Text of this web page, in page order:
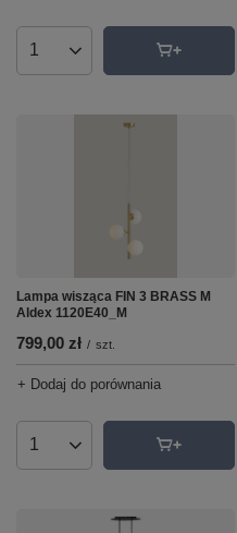
Ilość produktów
Lampa wisząca FIN 3 BRASS M
Aldex 1120E40_M
799,00 zł / szt.
+ Dodaj do porównania
Ilość produktów